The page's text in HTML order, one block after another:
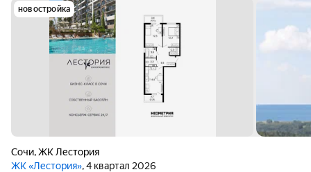
новостройка
Сочи,ЖК Лестория
ЖК «Лестория», 4 квартал 2026